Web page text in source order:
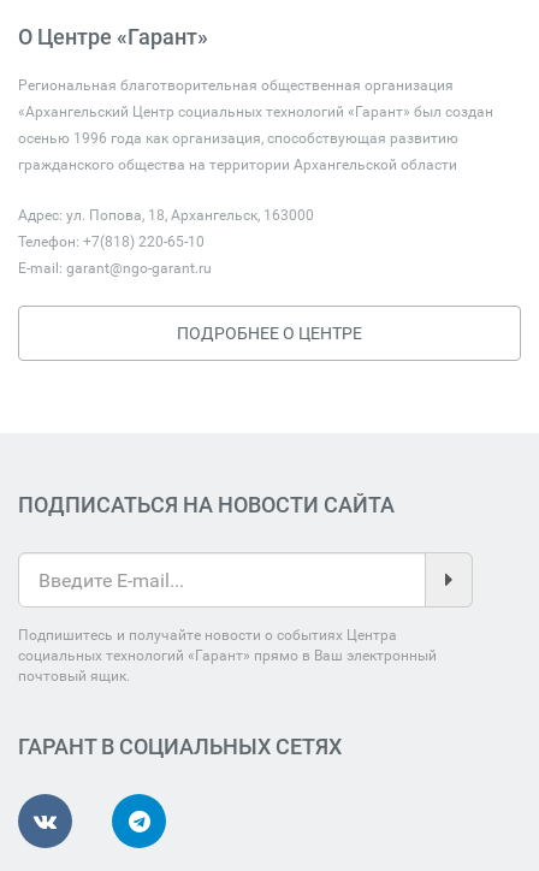
О Центре «Гарант»
Региональная благотворительная общественная организация
«Архангельский Центр социальных технологий «Гарант» был создан
осенью 1996 года как организация, способствующая развитию
гражданского общества на территории Архангельской области
Адрес: ул. Попова, 18, Архангельск, 163000
Телефон: +7(818) 220-65-10
E-mail: garant@ngo-garant.ru
ПОДРОБНЕЕ О ЦЕНТРЕ
ПОДПИСАТЬСЯ НА НОВОСТИ САЙТА
Подпишитесь и получайте новости о событиях Центра
социальных технологий «Гарант» прямо в Ваш электронный
почтовый ящик.
ГАРАНТ В СОЦИАЛЬНЫХ СЕТЯХ